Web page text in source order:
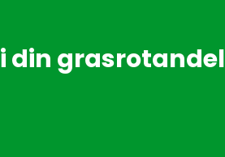
din grasrotandel